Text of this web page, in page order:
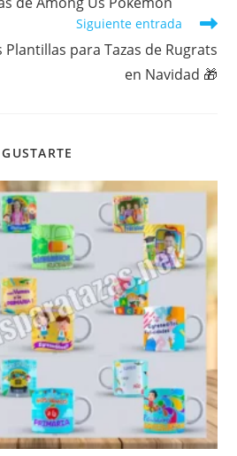
Siguiente entrada
Plantillas para Tazas de Rugrats
en Navidad 🎁